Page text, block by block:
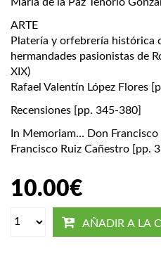
ARTE
Platería y orfebrería histórica
hermandades pasionistas de
XIX)
Rafael Valentín López Flores
Recensiones [pp. 345-380]
In Memoriam… Don
Francisco Ruiz Cañestro [pp.
10.00€
AÑADIR A LA